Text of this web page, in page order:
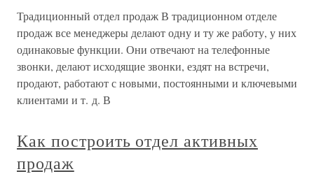
Традиционный отдел продаж В традиционном отделе
продаж все менеджеры делают одну и ту же работу, у них
одинаковые функции. Они отвечают на телефонные
звонки, делают исходящие звонки, ездят на встречи,
продают, работают с новыми, постоянными и ключевыми
клиентами и т. д. В
Как построить отдел активных
продаж